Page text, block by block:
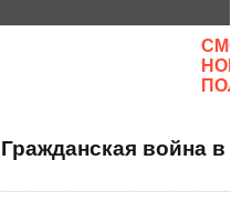
война в